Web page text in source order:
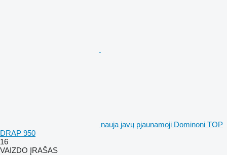
nauja javų pjaunamoji Dominoni TOP
DRAP 950
16
VAIZDO ĮRAŠAS